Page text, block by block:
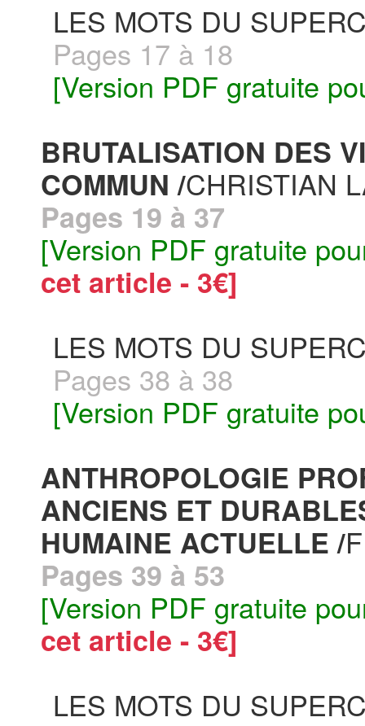
LES MOTS DU
Pages 17 à 18
[Version PDF gratuite
BRUTALISATION DES
COMMUN /CHRISTIAN
Pages 19 à 37
[Version PDF gratuite
cet article - 3€]
LES MOTS DU
Pages 38 à 38
[Version PDF gratuite
ANTHROPOLOGIE
ANCIENS ET
HUMAINE ACTUELLE /
Pages 39 à 53
[Version PDF gratuite
cet article - 3€]
LES MOTS DU